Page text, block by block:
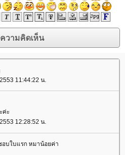
11:44:22 น.
ค่ะ
12:28:52 น.
อบใบแรก หมาน้อยค่า